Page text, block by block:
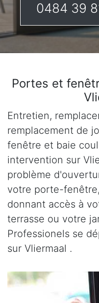
0484 39
Portes et
Entretien,
remplacement de
fenêtre et baie
intervention sur
problème
votre porte-
donnant accès à
terrasse ou votre
Professionels se
sur Vliermaal .